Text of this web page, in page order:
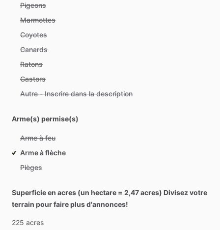
Pigeons
Marmottes
Coyotes
Canards
Ratons
Castors
Autre - Inscrire dans la description
Arme(s) permise(s)
Arme à feu
Arme à flèche
Pièges
Superficie en acres (un hectare = 2,47 acres) Divisez votre
terrain pour faire plus d'annonces!
225 acres